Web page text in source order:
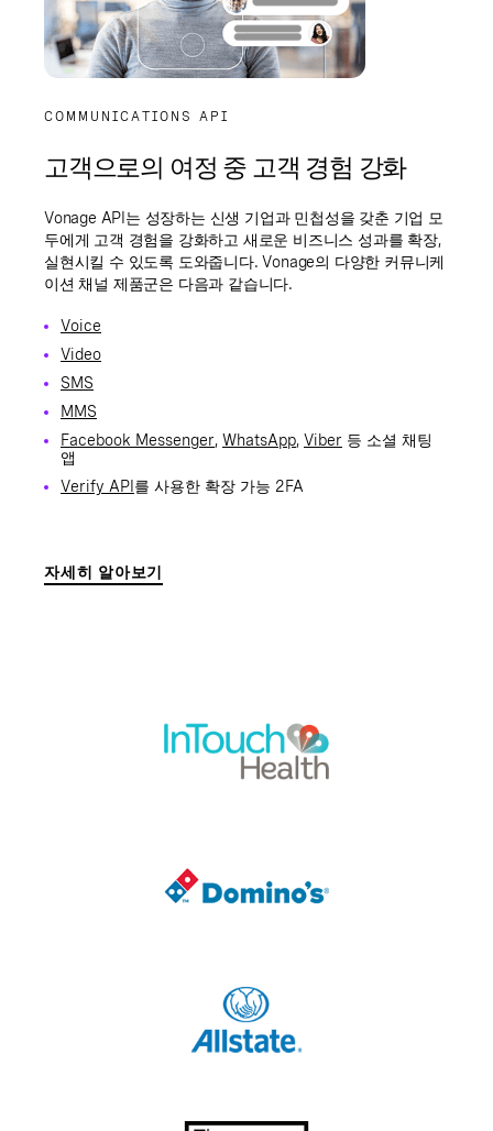
COMMUNICATIONS API
고객으로의 여정 중 고객 경험 강화
Vonage API는 성장하는 신생 기업과 민첩성을 갖춘 기업 모
두에게 고객 경험을 강화하고 새로운 비즈니스 성과를 확장,
실현시킬 수 있도록 도와줍니다. Vonage의 다양한 커뮤니케
이션 채널 제품군은 다음과 같습니다.
Voice
Video
SMS
MMS
Facebook Messenger, WhatsApp, Viber 등 소셜 채팅
앱
Verify API를 사용한 확장 가능 2FA
자세히 알아보기